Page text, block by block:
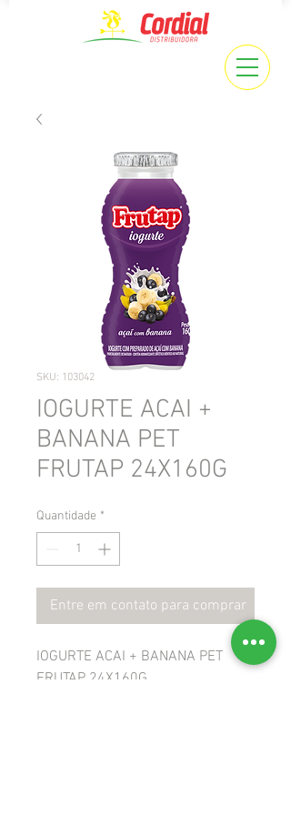
SKU: 103042
IOGURTE ACAI +
BANANA PET
FRUTAP 24X160G
Quantidade *
Entre em contato para comprar
IOGURTE ACAI + BANANA PET
FRUTAP 24X160G